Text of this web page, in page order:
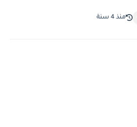
منذ 4 سنة